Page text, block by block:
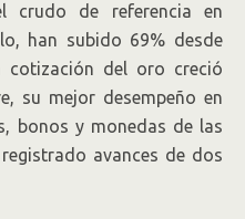
crudo de referencia en
han subido 69% desde
cotización del oro creció
su mejor desempeño en
bonos y monedas de las
avances de dos